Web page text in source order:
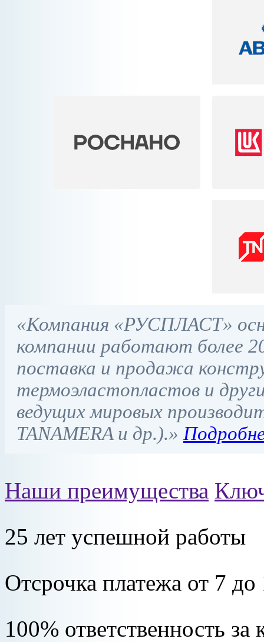
«Компания «РУСПЛАСТ»
компании работают более
поставка и продажа
термоэластопластов и
ведущих мировых
TANAMERA и др.).»
Наши преимущества
25 лет успешной работы
Отсрочка платежа от 7
100% ответственность за